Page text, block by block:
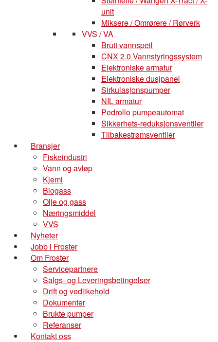
unit
Miksere / Omrørere / Rørverk
VVS / VA
Brutt vannspeil
CNX 2.0 Vannstyringssystem
Elektroniske armatur
Elektroniske dusjpanel
Sirkulasjonspumper
NIL armatur
Pedrollo pumpeautomat
Sikkerhets-reduksjonsventiler
Tilbakestrømsventiler
Bransjer
Fiskeindustri
Vann og avløp
Kjemi
Biogass
Olje og gass
Næringsmiddel
VVS
Nyheter
Jobb i Froster
Om Froster
Servicepartnere
Salgs- og Leveringsbetingelser
Drift og vedlikehold
Dokumenter
Brukte pumper
Referanser
Kontakt oss